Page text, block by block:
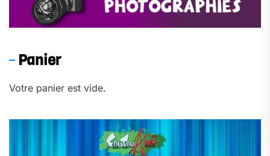
Panier
Votre panier est vide.